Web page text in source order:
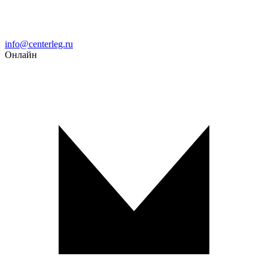
Email
info@centerleg.ru
Онлайн